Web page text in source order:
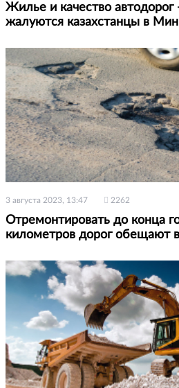
Жилье и качество автодорог
жалуются казахстанцы в
3 августа 2023, 13:47 2262
Отремонтировать до конца
километров дорог обещают